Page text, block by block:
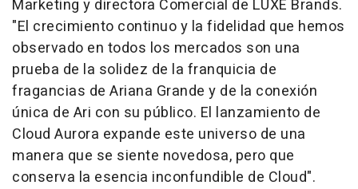
Marketing y directora Comercial de LUXE Brands.
"El crecimiento continuo y la fidelidad que hemos
observado en todos los mercados son una
prueba de la solidez de la franquicia de
fragancias de Ariana Grande y de la conexión
única de Ari con su público. El lanzamiento de
Cloud Aurora expande este universo de una
manera que se siente novedosa, pero que
conserva la esencia inconfundible de Cloud".